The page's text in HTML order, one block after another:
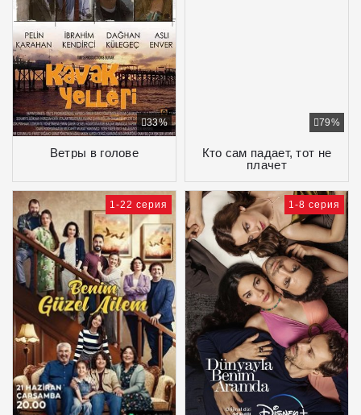
Ветры в голове
33%
Кто сам падает, тот не
плачет
79%
1-22 серия 1-8 серия